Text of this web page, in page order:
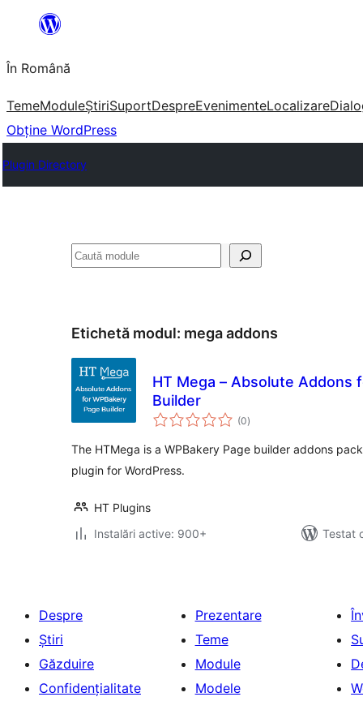
conținut
În Română
TemeModuleȘtiriSuportDespreEvenimenteLocalizare
Obține WordPress
Plugin Directory
Caută
Etichetă modul: mega addons
HT Mega – Absolute Addons
Builder
(0total
aprecieri
)
The HTMega is a WPBakery Page builder addons
plugin for WordPress.
HT Plugins
Instalări active: 900+
Testat
Despre
Știri
Găzduire
Confidențialitate
Prezentare
Teme
Module
Modele